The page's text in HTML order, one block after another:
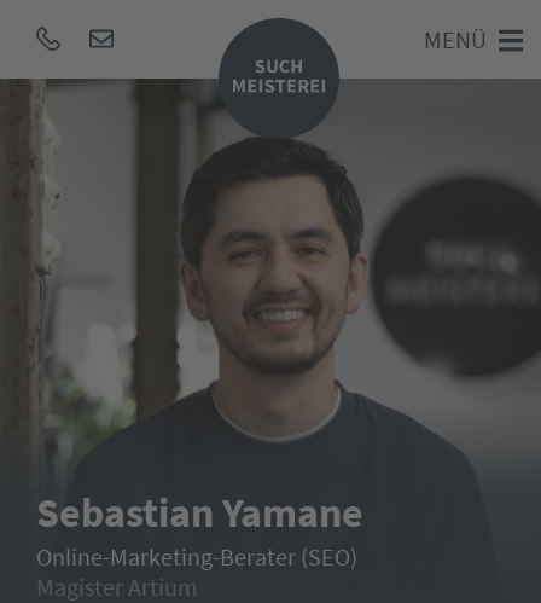
MENÜ
Sebastian Yamane
Online-Marketing-Berater (SEO)
Magister Artium